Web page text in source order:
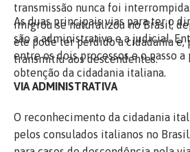
transmissão nunca foi
imigrou se naturalizou no Brasil,
ele pode ter perdido a cidadania e,
transmitiu aos descendentes.
As duas principais vias para ter o
são a administrativa e a judicial.
entre os dois processos e o passo a
obtenção da cidadania italiana.
VIA ADMINISTRATIVA
O reconhecimento da cidadania
pelos consulados italianos no